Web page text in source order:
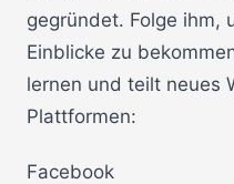
gegründet. Folge ihm,
Einblicke zu
lernen und teilt neues
Plattformen:
Facebook